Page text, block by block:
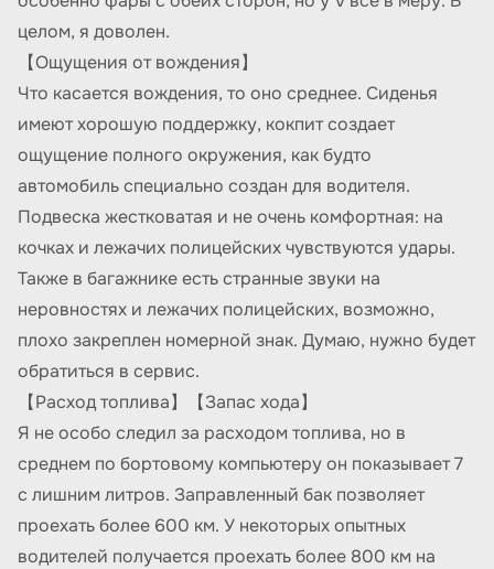
целом, я доволен.
【Ощущения от вождения】
Что касается вождения, то оно среднее. Сиденья
имеют хорошую поддержку, кокпит создает
ощущение полного окружения, как будто
автомобиль специально создан для водителя.
Подвеска жестковатая и не очень комфортная: на
кочках и лежачих полицейских чувствуются удары.
Также в багажнике есть странные звуки на
неровностях и лежачих полицейских, возможно,
плохо закреплен номерной знак. Думаю, нужно будет
обратиться в сервис.
【Расход топлива】【Запас хода】
Я не особо следил за расходом топлива, но в
среднем по бортовому компьютеру он показывает 7
с лишним литров. Заправленный бак позволяет
проехать более 600 км. У некоторых опытных
водителей получается проехать более 800 км на